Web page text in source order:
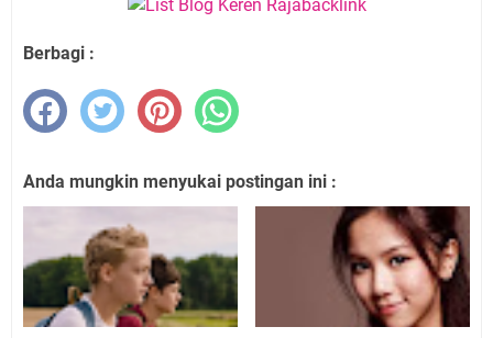
Berbagi :
Anda mungkin menyukai postingan ini :